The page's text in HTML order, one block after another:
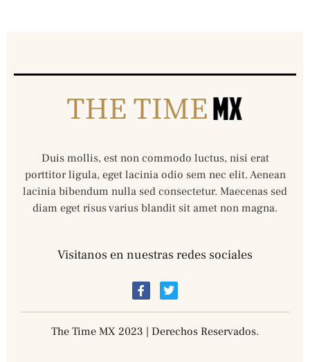
Duis mollis, est non commodo luctus, nisi erat
porttitor ligula, eget lacinia odio sem nec elit. Aenean
lacinia bibendum nulla sed consectetur. Maecenas sed
diam eget risus varius blandit sit amet non magna.
Visitanos en nuestras redes sociales
The Time MX 2023 | Derechos Reservados.